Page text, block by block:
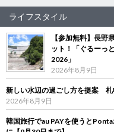
ライフスタイル
【参加無料】長野
ット！「ぐるーっ
2026」
2026年8月9日
新しい水辺の過ごし方を提案 札
2026年8月9日
韓国旅行でau PAYを使うと